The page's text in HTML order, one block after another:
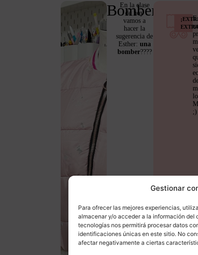
Gestionar
Para ofrecer las mejores experiencias,
almacenar y/o acceder a la información del
tecnologías nos permitirá procesar datos
identificaciones únicas en este sitio. No
afectar negativamente a ciertas
Bomber
En la clase
de hoy
vamos a
hacer la
sugerencia de
Esther: una
bomber????
;)